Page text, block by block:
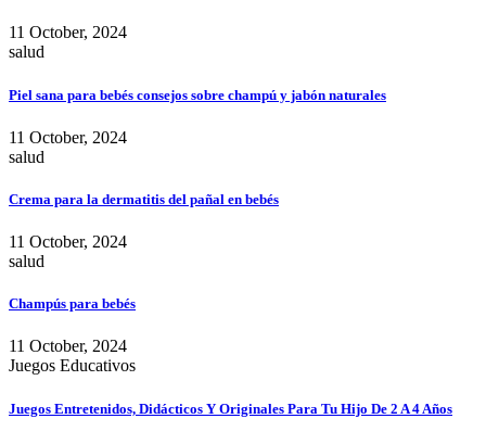
11 October, 2024
salud
Piel sana para bebés consejos sobre champú y jabón naturales
11 October, 2024
salud
Crema para la dermatitis del pañal en bebés
11 October, 2024
salud
Champús para bebés
11 October, 2024
Juegos Educativos
Juegos Entretenidos, Didácticos Y Originales Para Tu Hijo De 2 A 4 Años